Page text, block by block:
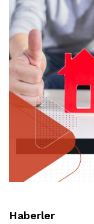
Haberler